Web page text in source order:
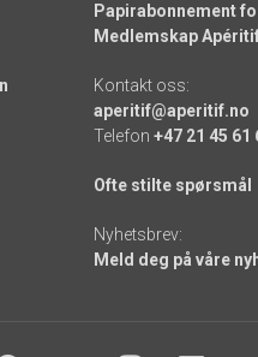
Papirabonnement
Medlemskap
Kontakt oss:
aperitif@aperitif.no
Telefon +47 21 45 61
Ofte stilte spørsmål
Nyhetsbrev:
Meld deg på våre